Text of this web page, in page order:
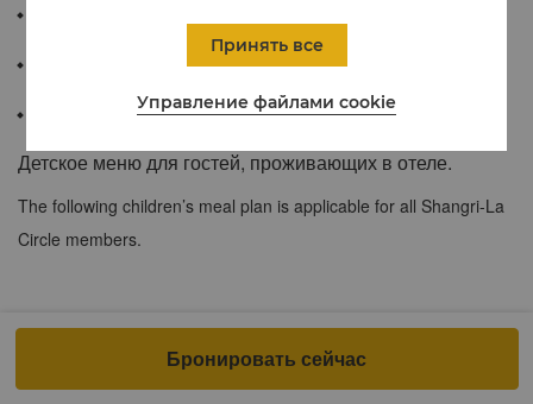
Spacious bathroom with rainforest showerhead.
Детское меню для гостей, проживающих в отеле.
The following children’s meal plan is applicable for all Shangri-La
Circle members.
At both city and resort hotels, when accompanied by a dine-in
adult, up to 2 children of registered in-house hotel guests at the
Бронировать сейчас
Управление файлами cookie
Принять все